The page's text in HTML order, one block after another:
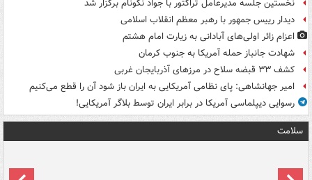
نخستین جلسه مدیرعامل تراکتور با جواد نکونام برگزار شد
دیدار رییس جمهور با رهبر معظم انقلاب اسلامی
اعزام زائر اولی‌های آبادانی به زیارت امام هشتم
شهادت جانباز حمله آمریکا به جنوب کرمان
کشف ۳۳ قبضه سلاح در مرزهای آذربایجان غربی
امیر جهانشاهی: پای نظامی آمریکایی به ایران باز شود آن را قطع می‌کنیم
رسوایی دیپلماسی آمریکا در برابر ایران توسط بلاگر آمریکایی!
سلامت